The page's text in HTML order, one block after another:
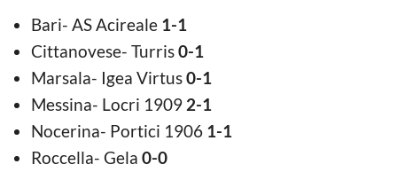
Bari- AS Acireale 1-1
Cittanovese- Turris0-1
Marsala- Igea Virtus0-1
Messina- Locri 1909 2-1
Nocerina- Portici 1906 1-1
Roccella- Gela 0-0